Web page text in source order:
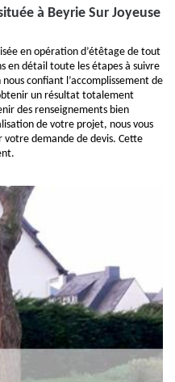
à Beyrie Sur Joyeuse
en opération d’étêtage de tout
en détail toute les étapes à suivre
confiant l’accomplissement de
un résultat totalement
des renseignements bien
de votre projet, nous vous
votre demande de devis. Cette